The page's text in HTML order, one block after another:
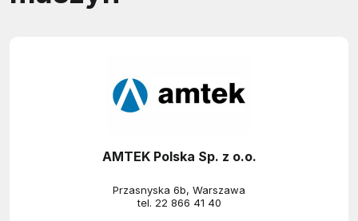
AMTEK Polska Sp. z o.o.
Przasnyska 6b, Warszawa
tel. 22 866 41 40